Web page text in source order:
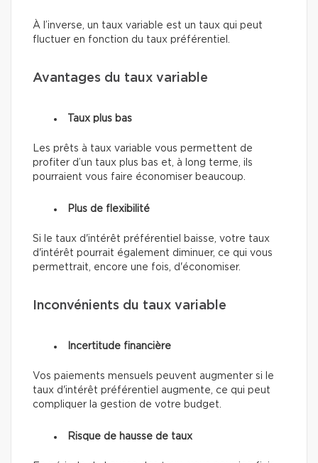
À l’inverse, un taux variable est un taux qui peut
fluctuer en fonction du taux préférentiel.
Avantages du taux variable
Taux plus bas
Les prêts à taux variable vous permettent de
profiter d’un taux plus bas et, à long terme, ils
pourraient vous faire économiser beaucoup.
Plus de flexibilité
Si le taux d'intérêt préférentiel baisse, votre taux
d'intérêt pourrait également diminuer, ce qui vous
permettrait, encore une fois, d'économiser.
Inconvénients du taux variable
Incertitude financière
Vos paiements mensuels peuvent augmenter si le
taux d'intérêt préférentiel augmente, ce qui peut
compliquer la gestion de votre budget.
Risque de hausse de taux